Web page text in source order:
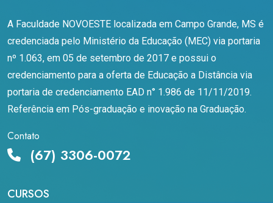
A Faculdade NOVOESTE localizada em Campo Grande, MS é
credenciada pelo Ministério da Educação (MEC) via portaria
nº 1.063, em 05 de setembro de 2017 e possui o
credenciamento para a oferta de Educação a Distância via
portaria de credenciamento EAD n° 1.986 de 11/11/2019.
Referência em Pós-graduação e inovação na Graduação.
Contato
(67) 3306-0072
CURSOS